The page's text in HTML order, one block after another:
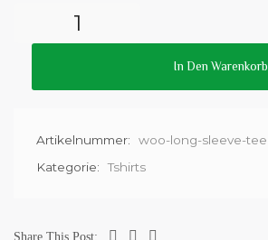
In Den Warenkorb
Artikelnummer:
woo-long-sleeve-tee
Kategorie:
Tshirts
Share This Post: